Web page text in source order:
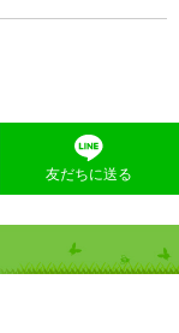
友だちに送る